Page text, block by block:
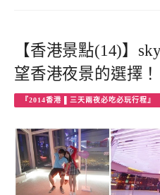
【香港景點(14)】
望香港夜景的選擇！
『2014香港 ▌三天兩夜必吃必玩行程』